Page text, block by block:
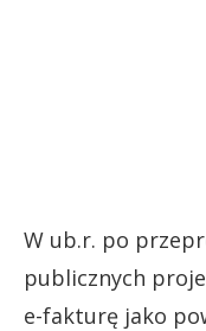
W ub.r. po
publicznych
e-fakturę jako